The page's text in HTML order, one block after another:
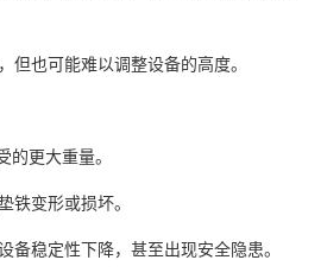
但也可能难以调整设备的高度。
更大重量。
铁变形或损坏。
备稳定性下降，甚至出现安全隐患。